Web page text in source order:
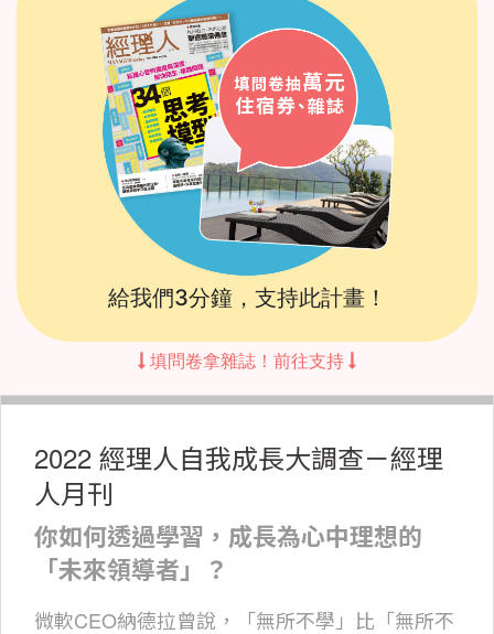
給我們3分鐘，支持此計畫！
填問卷拿雜誌！前往支持